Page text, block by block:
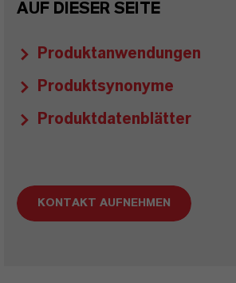
AUF DIESER SEITE
Produktanwendungen
Produktsynonyme
Produktdatenblätter
KONTAKT AUFNEHMEN